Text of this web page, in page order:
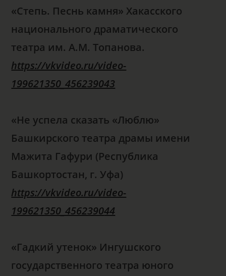
«Степь. Песнь камня» Хакасского
национального драматического
театра им. А.М. Топанова.
https://vkvideo.ru/video-
199621350_456239043
«Не успела сказать «Люблю»
Башкирского театра драмы имени
Мажита Гафури (Республика
Башкортостан, г. Уфа)
https://vkvideo.ru/video-
199621350_456239044
«Гадкий утенок» Ингушского
государственного театра юного